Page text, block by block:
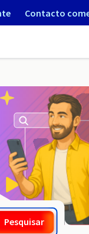
Contacto
Pesquisar